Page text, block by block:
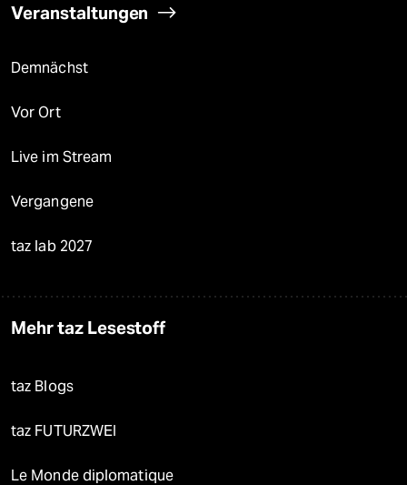
Veranstaltungen
Demnächst
Vor Ort
Live im Stream
Vergangene
taz lab 2027
Mehr taz Lesestoff
taz Blogs
taz FUTURZWEI
Le Monde diplomatique